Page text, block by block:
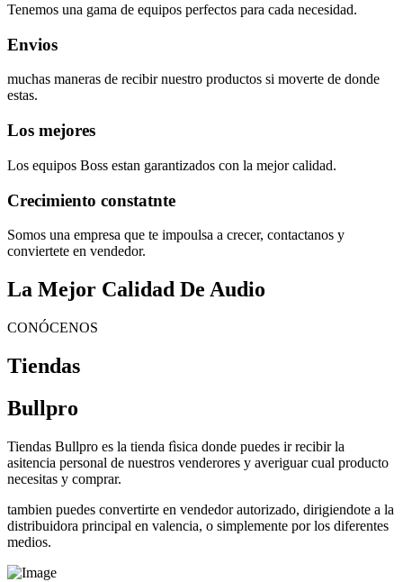
Tenemos una gama de equipos perfectos para cada necesidad.
Envios
muchas maneras de recibir nuestro productos si moverte de donde
estas.
Los mejores
Los equipos Boss estan garantizados con la mejor calidad.
Crecimiento constatnte
Somos una empresa que te impoulsa a crecer, contactanos y
conviertete en vendedor.
La Mejor Calidad De Audio
CONÓCENOS
Tiendas
Bullpro
Tiendas Bullpro es la tienda fìsica donde puedes ir recibir la
asitencia personal de nuestros venderores y averiguar cual producto
necesitas y comprar.
tambien puedes convertirte en vendedor autorizado, dirigiendote a la
distribuidora principal en valencia, o simplemente por los diferentes
medios.